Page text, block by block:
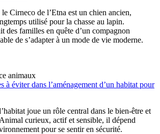
Cirneco de l’Etna est un chien ancien,
utilisé pour la chasse au lapin.
des familles en quête d’un compagnon
de s’adapter à un mode de vie moderne.
animaux
à éviter dans l’aménagement d’un habitat pour
joue un rôle central dans le bien-être et
curieux, actif et sensible, il dépend
pour se sentir en sécurité.